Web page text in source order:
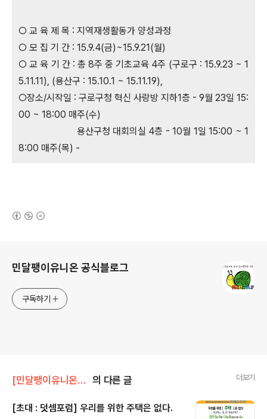
○ 교 육 제 목 : 지역재생활동가 양성과정
○ 모 집 기 간 : 15.9.4(금)~15.9.21(월)
○ 교 육 기 간 : 총 8주 중 기초교육 4주 (구로구 : 15.9.23 ~ 1
5.11.11), (용산구 : 15.10.1 ~ 15.11.19),
○장소/시작일 : 구로구청 혁신 사랑방 지하1층 - 9월 23일 15:
00 ~ 18:00 매주(수)
용산구청 대회의실 4층 - 10월 1일 15:00 ~ 1
8:00 매주(목) -
민달팽이유니온 공식블로그
구독하기
[민달팽이유니온]/* 공지사항 의 다른 글 더보기
[초대 : 덧셈포럼] 우리를 위한 주택은 없다.